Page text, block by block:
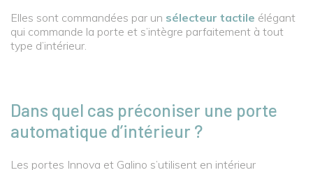
Elles sont commandées par un sélecteur tactile élégant
qui commande la porte et s’intègre parfaitement à tout
type d’intérieur.
Dans quel cas préconiser une porte
automatique d’intérieur ?
Les portes Innova et Galino s’utilisent en intérieur